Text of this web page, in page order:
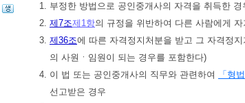
1. 부정한 방법으로 공인중개사의 자격을 취득한 경
2. 제7조제1항의 규정을 위반하여 다른 사람에게
3. 제36조에 따른 자격정지처분을 받고 그 자격정
의 사원ㆍ임원이 되는 경우를 포함한다)
4. 이 법 또는 공인중개사의 직무와 관련하여
「형법
선고받은 경우